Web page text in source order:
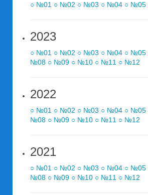
○ №01 ○ №02 ○ №03 ○ №04 ○ №05
2023
○ №01 ○ №02 ○ №03 ○ №04 ○ №05
№08 ○ №09 ○ №10 ○ №11 ○ №12
2022
○ №01 ○ №02 ○ №03 ○ №04 ○ №05
№08 ○ №09 ○ №10 ○ №11 ○ №12
2021
○ №01 ○ №02 ○ №03 ○ №04 ○ №05
№08 ○ №09 ○ №10 ○ №11 ○ №12